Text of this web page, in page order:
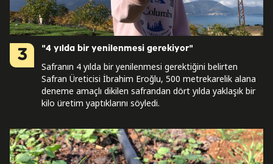
3 "4 yılda bir yenilenmesi gerekiyor"
Safranın 4 yılda bir yenilenmesi gerektiğini belirten
Safran Üreticisi İbrahim Eroğlu, 500 metrekarelik alana
deneme amaçlı dikilen safrandan dört yılda yaklaşık bir
kilo üretim yaptıklarını söyledi.